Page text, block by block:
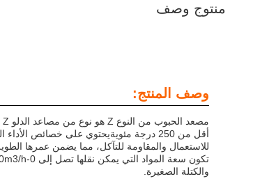
منتوج وصف
وصف المنتج:
والكتلة الصغيرة.